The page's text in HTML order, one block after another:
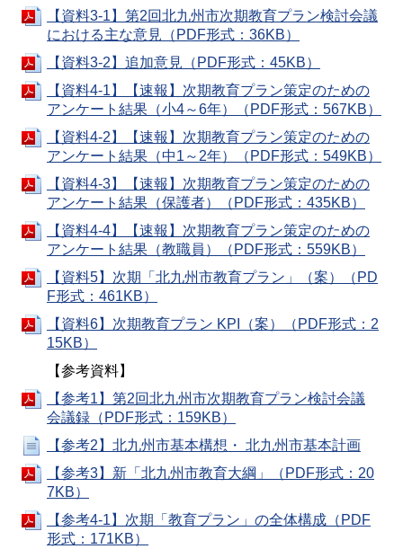
【資料3-1】第2回北九州市次期教育プラン検討会議
における主な意見（PDF形式：36KB）
【資料3-2】追加意見（PDF形式：45KB）
【資料4-1】【速報】次期教育プラン策定のための
アンケート結果（小4～6年）（PDF形式：567KB）
【資料4-2】【速報】次期教育プラン策定のための
アンケート結果（中1～2年）（PDF形式：549KB）
【資料4-3】【速報】次期教育プラン策定のための
アンケート結果（保護者）（PDF形式：435KB）
【資料4-4】【速報】次期教育プラン策定のための
アンケート結果（教職員）（PDF形式：559KB）
【資料5】次期「北九州市教育プラン」（案）（PD
F形式：461KB）
【資料6】次期教育プラン KPI（案）（PDF形式：2
15KB）
【参考資料】
【参考1】第2回北九州市次期教育プラン検討会議
会議録（PDF形式：159KB）
【参考2】北九州市基本構想・ 北九州市基本計画
【参考3】新「北九州市教育大綱」（PDF形式：20
7KB）
【参考4-1】次期「教育プラン」の全体構成（PDF
形式：171KB）